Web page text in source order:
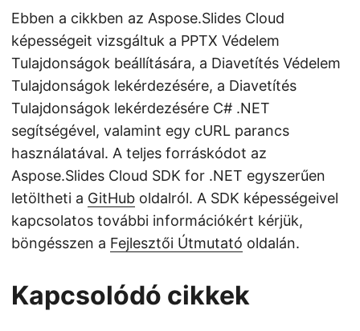
Ebben a cikkben az Aspose.Slides Cloud
képességeit vizsgáltuk a PPTX Védelem
Tulajdonságok beállítására, a Diavetítés Védelem
Tulajdonságok lekérdezésére, a Diavetítés
Tulajdonságok lekérdezésére C# .NET
segítségével, valamint egy cURL parancs
használatával. A teljes forráskódot az
Aspose.Slides Cloud SDK for .NET egyszerűen
letöltheti a GitHub oldalról. A SDK képességeivel
kapcsolatos további információkért kérjük,
böngésszen a Fejlesztői Útmutató oldalán.
Kapcsolódó cikkek